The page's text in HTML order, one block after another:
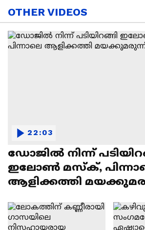
OTHER VIDEOS
ഡോജിൽ നിന്ന്
ഇലോൺ മസ്ക്,
ആളിക്കത്തി
22:03